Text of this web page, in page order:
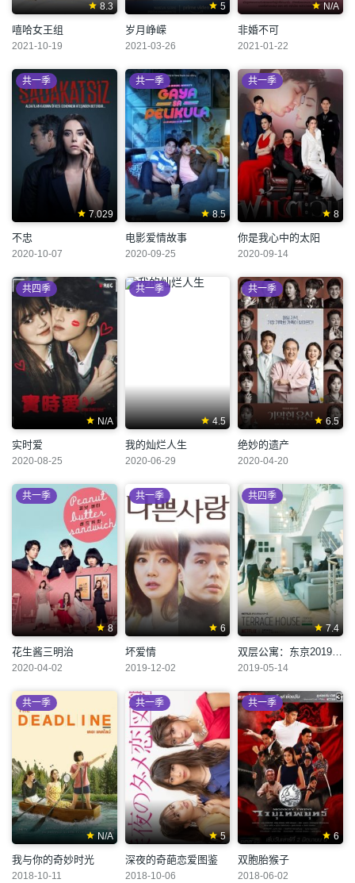
8.3
嘻哈女王组
2021-10-19
5
岁月峥嵘
2021-03-26
N/A
非婚不可
2021-01-22
7.029
共一季
不忠
2020-10-07
8.5
共一季
电影爱情故事
2020-09-25
8
共一季
你是我心中的太阳
2020-09-14
N/A
共四季
实时爱
2020-08-25
4.5
共一季
我的灿烂人生
2020-06-29
6.5
共一季
绝妙的遗产
2020-04-20
8
共一季
花生酱三明治
2020-04-02
6
共一季
坏爱情
2019-12-02
7.4
共四季
双层公寓：东京2019-2020
2019-05-14
N/A
共一季
我与你的奇妙时光
2018-10-11
5
共一季
深夜的奇葩恋爱图鉴
2018-10-06
6
共一季
双胞胎猴子
2018-06-02